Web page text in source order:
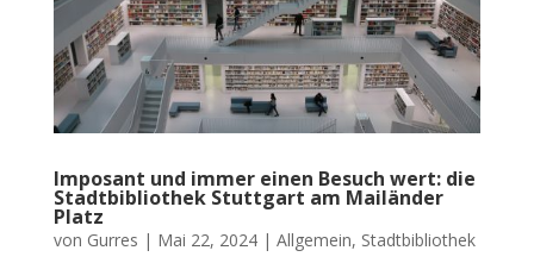
Imposant und immer einen Besuch wert: die
Stadtbibliothek Stuttgart am Mailänder
Platz
von Gurres | Mai 22, 2024| Allgemein, Stadtbibliothek